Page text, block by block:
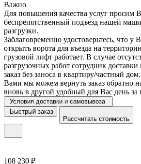
Важно
Для повышения качества услуг просим
беспрепятственный подъезд нашей
разгрузки.
Заблаговременно удостоверьтесь, что у
открыть ворота для въезда на
грузовой лифт работает. В случае
разгрузочных работ сотрудник
заказ без заноса в квартиру/частный
Вами мы можем вернуть заказ обратно
вновь в другой удобный для Вас день за
Условия доставки и самовывоза
Быстрый заказ
Рассчитать стоимость
108 230 ₽